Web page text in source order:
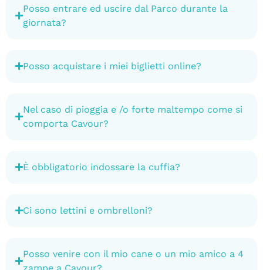
Posso entrare ed uscire dal Parco durante la
giornata?
Posso acquistare i miei biglietti online?
Nel caso di pioggia e /o forte maltempo come si
comporta Cavour?
È obbligatorio indossare la cuffia?
Ci sono lettini e ombrelloni?
Posso venire con il mio cane o un mio amico a 4
zampe a Cavour?